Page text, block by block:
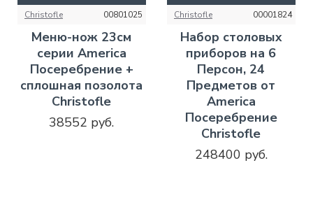
Christofle 00801025
Меню-нож 23см
серии America
Посеребрение +
сплошная позолота
Christofle
38552 руб.
Christofle 00001824
Набор столовых
приборов на 6
Персон, 24
Предметов от
America
Посеребрение
Christofle
248400 руб.